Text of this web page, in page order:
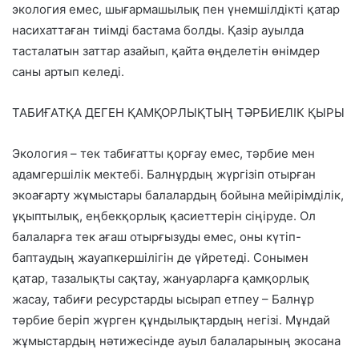
экология емес, шығармашылық пен үнемшілдікті қатар
насихаттаған тиімді бастама болды. Қазір ауылда
тасталатын заттар азайып, қайта өңделетін өнімдер
саны артып келеді.
ТАБИҒАТҚА ДЕГЕН ҚАМҚОРЛЫҚТЫҢ ТӘРБИЕЛІК ҚЫРЫ
Экология – тек табиғатты қорғау емес, тәрбие мен
адамгершілік мектебі. Балнұрдың жүргізіп отырған
экоағарту жұмыстары балалардың бойына мейірімділік,
ұқыптылық, еңбекқорлық қасиеттерін сіңіруде. Ол
балаларға тек ағаш отырғызуды емес, оны күтіп-
баптаудың жауапкершілігін де үйретеді. Сонымен
қатар, тазалықты сақтау, жануарларға қамқорлық
жасау, табиғи ресурстарды ысырап етпеу – Балнұр
тәрбие беріп жүрген құндылықтардың негізі. Мұндай
жұмыстардың нәтижесінде ауыл балаларының экосана